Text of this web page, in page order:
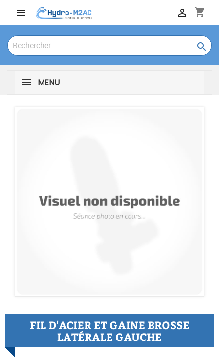
 shopping_cart


MENU
FIL D'ACIER ET GAINE BROSSE
LATÉRALE GAUCHE